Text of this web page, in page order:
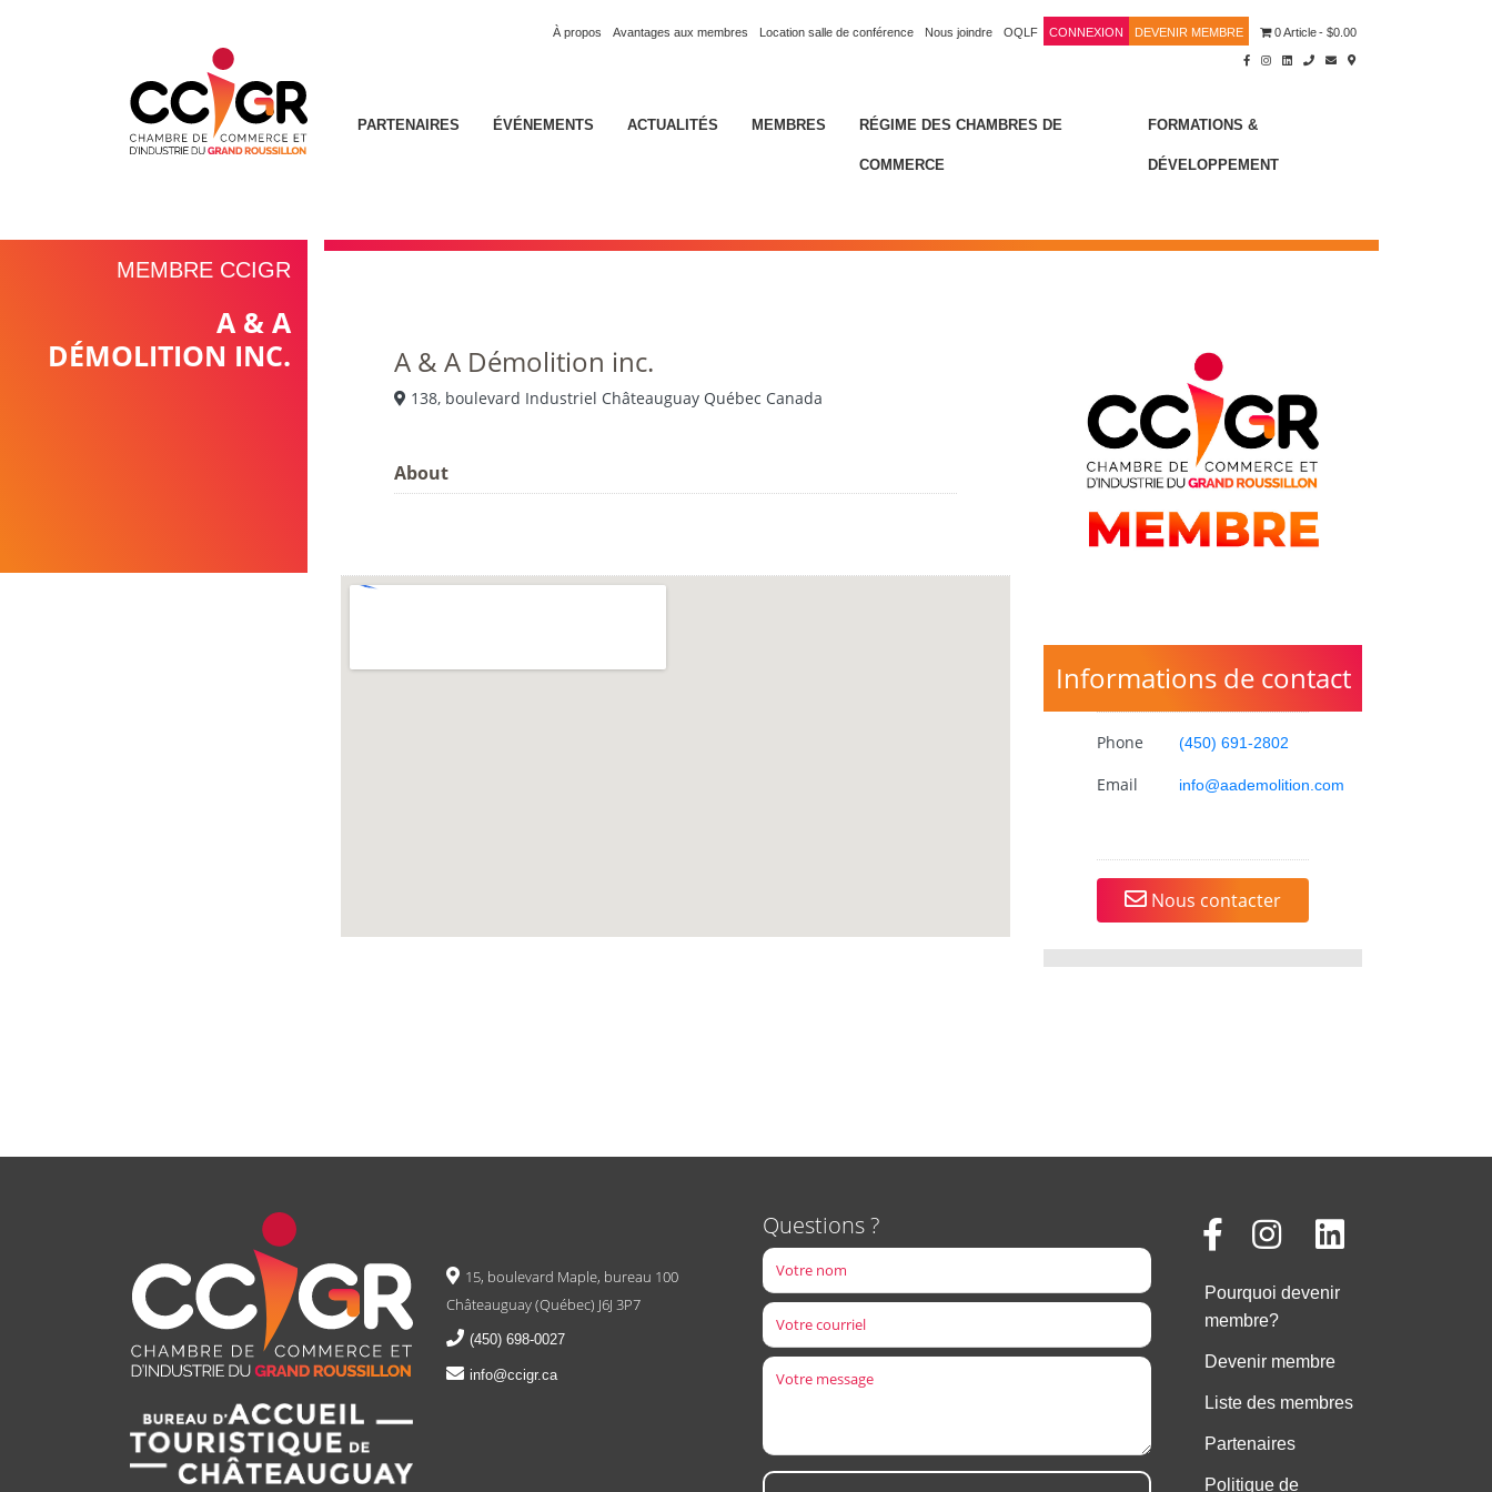
À propos Avantages aux membres Location salle de conférence Nous joindre OQLF CONNEXION DEVENIR MEMBRE 0 Article $0.00
PARTENAIRES ÉVÉNEMENTS ACTUALITÉS MEMBRES RÉGIME DES CHAMBRES DE
COMMERCE
FORMATIONS &
DÉVELOPPEMENT
MEMBRE CCIGR
A & A
DÉMOLITION INC.
A & A Démolition inc.
138, boulevard Industriel Châteauguay Québec Canada
About
Informations de contact
Phone (450) 691-2802
Email info@aademolition.com
Nous contacter
15, boulevard Maple, bureau 100
Châteauguay (Québec) J6J 3P7
(450) 698-0027
info@ccigr.ca
Questions ?
Pourquoi devenir
membre?
Devenir membre
Liste des membres
Partenaires
Politique de